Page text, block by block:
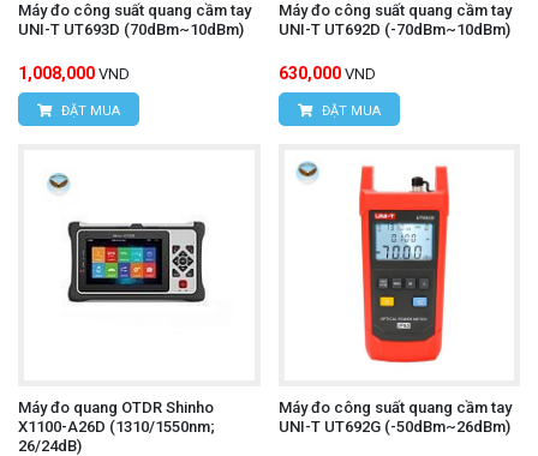
Máy đo công suất quang cầm tay
UNI-T UT693D (70dBm~10dBm)
1,008,000 VND
ĐẶT MUA
Máy đo công suất quang cầm tay
UNI-T UT692D (-70dBm~10dBm)
630,000 VND
ĐẶT MUA
Máy đo quang OTDR Shinho
X1100-A26D (1310/1550nm;
26/24dB)
Máy đo công suất quang cầm tay
UNI-T UT692G (-50dBm~26dBm)